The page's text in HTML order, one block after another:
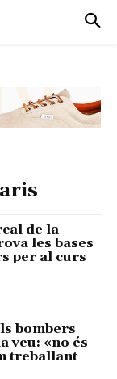
de la
les bases
per al curs
bombers
veu: «no és
treballant